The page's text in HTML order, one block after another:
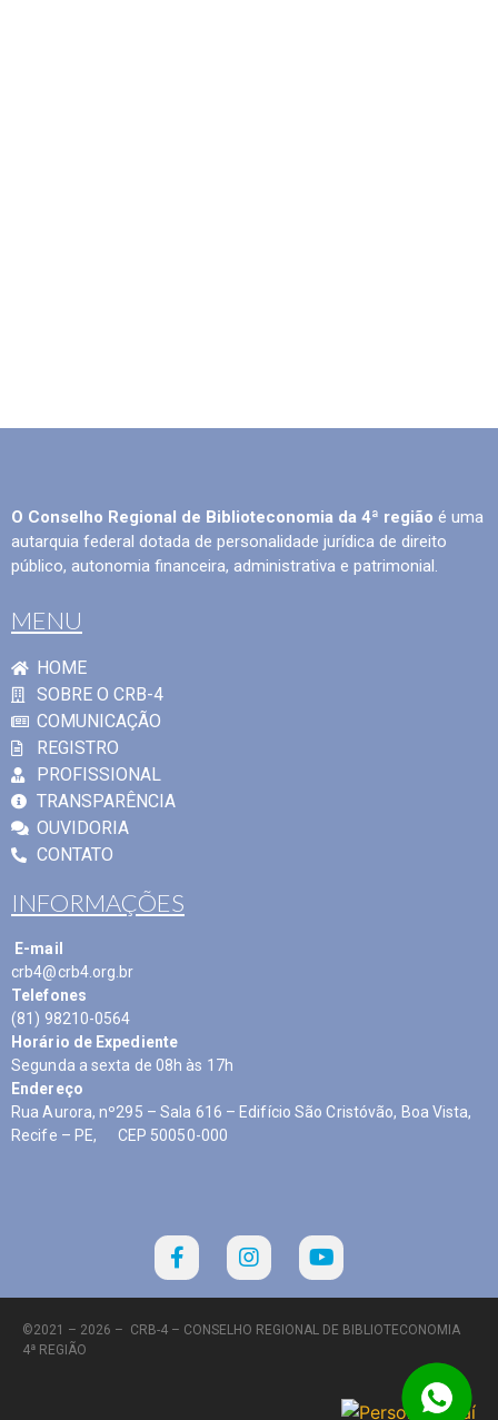
O Conselho Regional de Biblioteconomia da 4ª região é uma
autarquia federal dotada de personalidade jurídica de direito
público, autonomia financeira, administrativa e patrimonial.
MENU
HOME
SOBRE O CRB-4
COMUNICAÇÃO
REGISTRO
PROFISSIONAL
TRANSPARÊNCIA
OUVIDORIA
CONTATO
INFORMAÇÕES
E-mail
crb4@crb4.org.br
Telefones
(81) 98210-0564
Horário de Expediente
Segunda a sexta de 08h às 17h
Endereço
Rua Aurora, nº295 – Sala 616 – Edifício São Cristóvão, Boa Vista,
Recife – PE, CEP 50050-000
©2021 – 2026 – CRB-4 – CONSELHO REGIONAL DE BIBLIOTECONOMIA
4ª REGIÃO